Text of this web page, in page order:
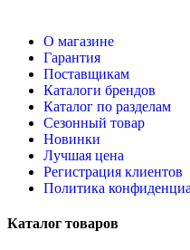
О магазине
Гарантия
Поставщикам
Каталоги брендов
Каталог по разделам
Сезонный товар
Новинки
Лучшая цена
Регистрация клиентов
Политика
Каталог товаров